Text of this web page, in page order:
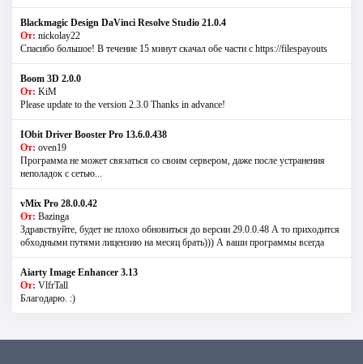
Blackmagic Design DaVinci Resolve Studio 21.0.4
От: nickolay22
Спасибо большое! В течение 15 минут скачал обе части с https://filespayouts
Boom 3D 2.0.0
От: KiM
Please update to the version 2.3.0 Thanks in advance!
IObit Driver Booster Pro 13.6.0.438
От: oven19
Программа не может связаться со своим сервером, даже после устранения
неполадок с сетью...
vMix Pro 28.0.0.42
От: Bazinga
Здравствуйте, будет не плохо обновиться до версии 29.0.0.48 А то приходится
обходными путями лицензию на месяц брать))) А ваши программы всегда
Aiarty Image Enhancer 3.13
От: VlfrTall
Благодарю. :)